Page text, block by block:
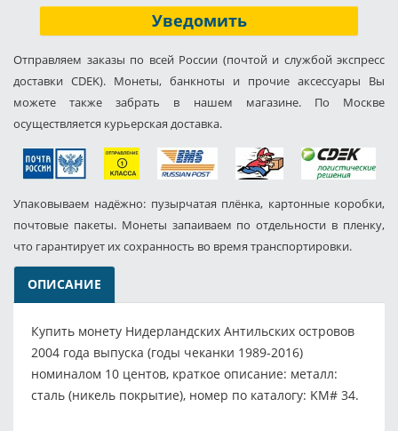
Уведомить
Отправляем заказы по всей России (почтой и службой экспресс
доставки CDEK). Монеты, банкноты и прочие аксессуары Вы
можете также забрать в нашем магазине. По Москве
осуществляется курьерская доставка.
Упаковываем надёжно: пузырчатая плёнка, картонные коробки,
почтовые пакеты. Монеты запаиваем по отдельности в пленку,
что гарантирует их сохранность во время транспортировки.
ОПИСАНИЕ
Купить монету Нидерландских Антильских островов
2004 года выпуска (годы чеканки 1989-2016)
номиналом 10 центов, краткое описание: металл:
сталь (никель покрытие), номер по каталогу: KM# 34.